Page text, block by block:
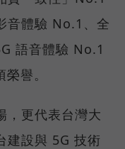
音體驗 No.1、全
語音體驗 No.1
譽。
，更代表台灣大
建設與 5G 技術